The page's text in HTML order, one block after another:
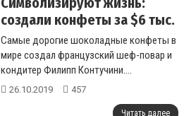
создали конфеты за $6 тыс.
Самые дорогие шоколадные конфеты в
мире создал французский шеф-повар и
кондитер Филипп Контучини....
26.10.2019 457
Читать далее